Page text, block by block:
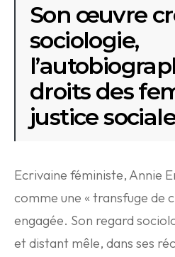
Son œuvre
sociologie,
droits des
justice sociale
Ecrivaine féministe, Annie
comme une « transfuge de
engagée. Son regard
et distant mêle, dans ses